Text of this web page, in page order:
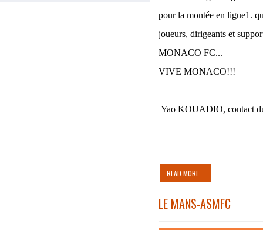
pour la montée en ligue1.
joueurs, dirigeants et
MONACO FC...
VIVE MONACO!!!
Yao KOUADIO, contact
READ MORE...
LE MANS-ASMFC